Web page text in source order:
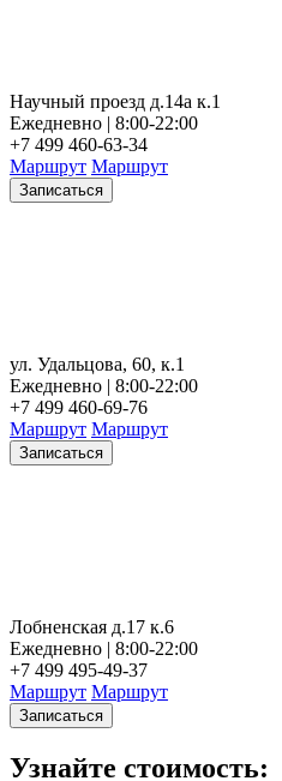
Научный проезд д.14а к.1
Ежедневно | 8:00-22:00
+7 499 460-63-34
Маршрут Маршрут
Записаться
ул. Удальцова, 60, к.1
Ежедневно | 8:00-22:00
+7 499 460-69-76
Маршрут Маршрут
Записаться
Лобненская д.17 к.6
Ежедневно | 8:00-22:00
+7 499 495-49-37
Маршрут Маршрут
Записаться
Узнайте стоимость: